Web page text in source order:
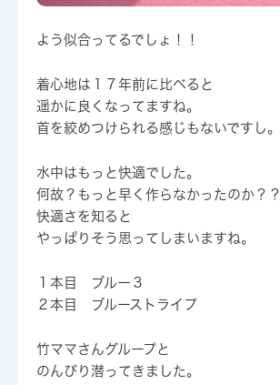
よう似合ってるでしょ！！
着心地は１７年前に比べると
遥かに良くなってますね。
首を絞めつけられる感じもないですし。
水中はもっと快適でした。
何故？もっと早く作らなかったのか？？
快適さを知ると
やっぱりそう思ってしまいますね。
１本目 ブルー３
２本目 ブルーストライプ
竹ママさんグループと
のんびり潜ってきました。